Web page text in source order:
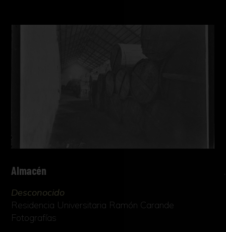
incluso a publicarse textos sobre los beneficios
pasó a ser consumido como producto
placentero, desarrollándose toda una liturgia
Holanda y Alemania. A diferencia del tabaco
en polvo, el rapé es el tabaco rallado, que
selección, elaboración y fermentación.
Sin embargo, la costumbre de aspirar tabaco,
ya fuese rapé o polvo, fue una costumbre que a
finales del siglo XVII se había convertido en
Almacén
Desconocido
Residencia Universitaria Ramón Carande
Fotografías